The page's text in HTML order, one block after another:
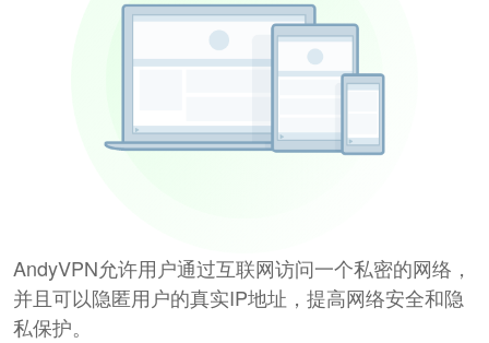
AndyVPN允许用户通过互联网访问一个私密的网络，
并且可以隐匿用户的真实IP地址，提高网络安全和隐
私保护。